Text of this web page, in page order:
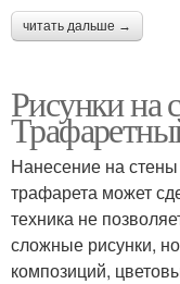
читать дальше →
Рисунки на
Нанесение на
трафарета может
техника не
сложные рисунки,
композиций,